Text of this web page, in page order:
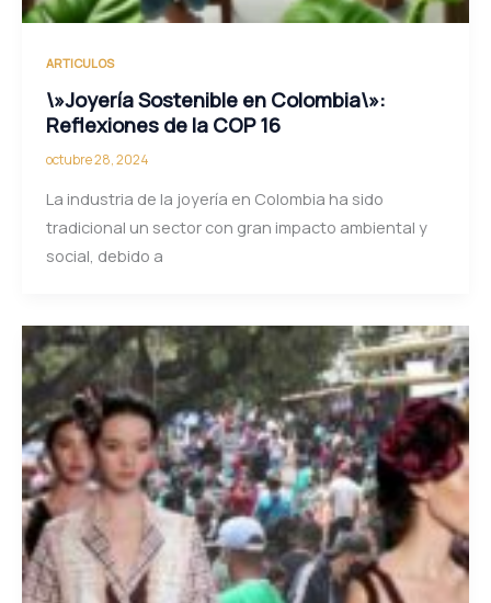
ARTICULOS
\»Joyería Sostenible en Colombia\»:
Reflexiones de la COP 16
octubre 28, 2024
La industria de la joyería en Colombia ha sido
tradicional un sector con gran impacto ambiental y
social, debido a